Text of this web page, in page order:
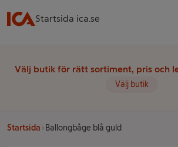
Startsida ica.se
Välj butik för rätt sortiment, pris och
Välj butik
Startsida Ballongbåge blå guld